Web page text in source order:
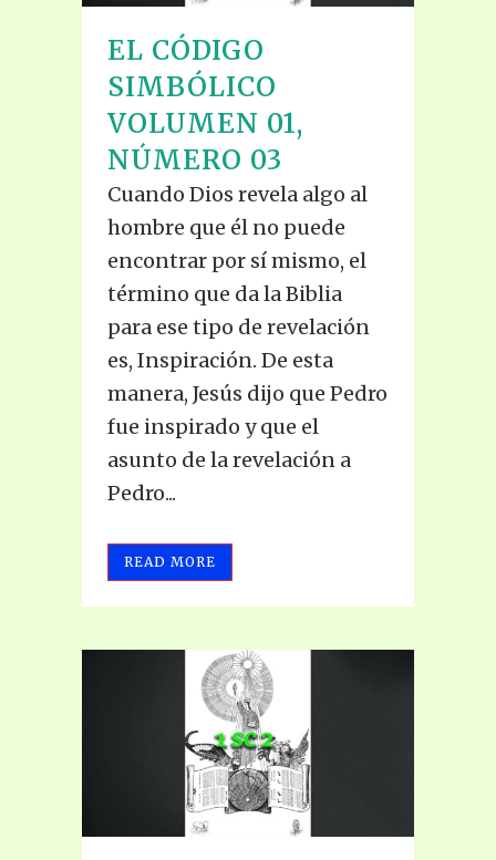
EL CÓDIGO
SIMBÓLICO
VOLUMEN 01,
NÚMERO 03
Cuando Dios revela algo al
hombre que él no puede
encontrar por sí mismo, el
término que da la Biblia
para ese tipo de revelación
es, Inspiración. De esta
manera, Jesús dijo que Pedro
fue inspirado y que el
asunto de la revelación a
Pedro...
READ MORE